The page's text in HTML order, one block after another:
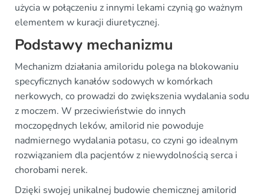
użycia w połączeniu z innymi lekami czynią go ważnym
elementem w kuracji diuretycznej.
Podstawy mechanizmu
Mechanizm działania amiloridu polega na blokowaniu
specyficznych kanałów sodowych w komórkach
nerkowych, co prowadzi do zwiększenia wydalania sodu
z moczem. W przeciwieństwie do innych
moczopędnych leków, amilorid nie powoduje
nadmiernego wydalania potasu, co czyni go idealnym
rozwiązaniem dla pacjentów z niewydolnością serca i
chorobami nerek.
Dzięki swojej unikalnej budowie chemicznej amilorid